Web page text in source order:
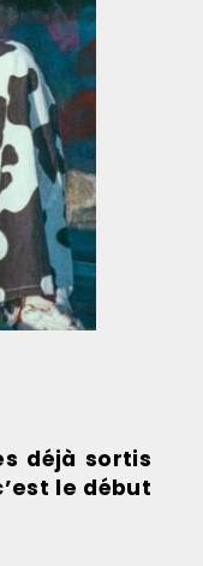
déjà sortis
le début